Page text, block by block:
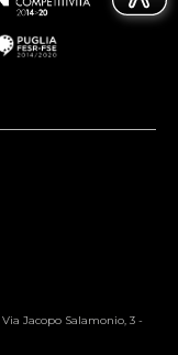
Via Jacopo Salamonio, 3 -